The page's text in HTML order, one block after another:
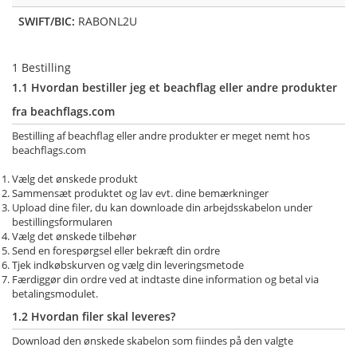
SWIFT/BIC: RABONL2U
1 Bestilling
1.1 Hvordan bestiller jeg et beachflag eller andre produkter
fra beachflags.com
Bestilling af beachflag eller andre produkter er meget nemt hos
beachflags.com
Vælg det ønskede produkt
Sammensæt produktet og lav evt. dine bemærkninger
Upload dine filer, du kan downloade din arbejdsskabelon under
bestillingsformularen
Vælg det ønskede tilbehør
Send en forespørgsel eller bekræft din ordre
Tjek indkøbskurven og vælg din leveringsmetode
Færdiggør din ordre ved at indtaste dine information og betal via
betalingsmodulet.
1.2 Hvordan filer skal leveres?
Download den ønskede skabelon som fiindes på den valgte